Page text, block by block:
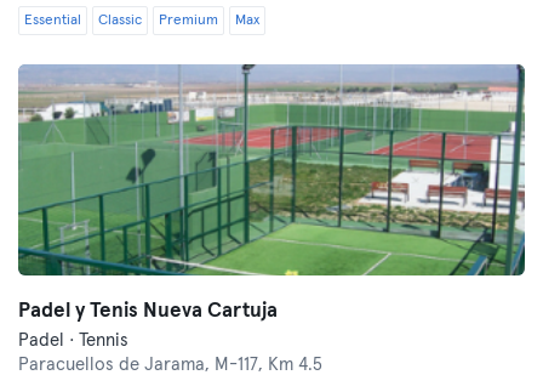
Essential Classic Premium Max
Padel y Tenis Nueva Cartuja
Padel · Tennis
Paracuellos de Jarama, M-117, Km 4.5